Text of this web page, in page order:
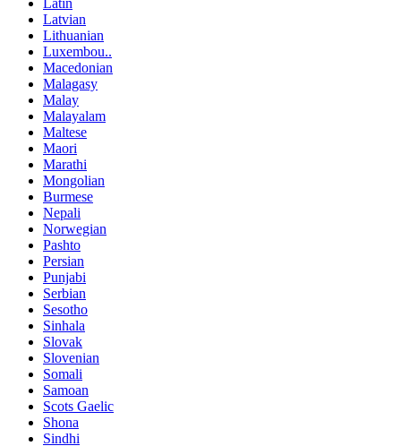
Latin
Latvian
Lithuanian
Luxembou..
Macedonian
Malagasy
Malay
Malayalam
Maltese
Maori
Marathi
Mongolian
Burmese
Nepali
Norwegian
Pashto
Persian
Punjabi
Serbian
Sesotho
Sinhala
Slovak
Slovenian
Somali
Samoan
Scots Gaelic
Shona
Sindhi